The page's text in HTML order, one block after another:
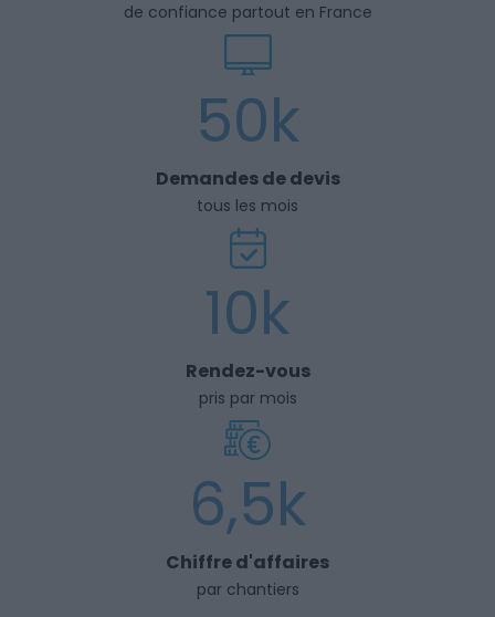
de confiance partout en France
50k
Demandes de devis
tous les mois
10k
Rendez-vous
pris par mois
6,5k
Chiffre d'affaires
par chantiers